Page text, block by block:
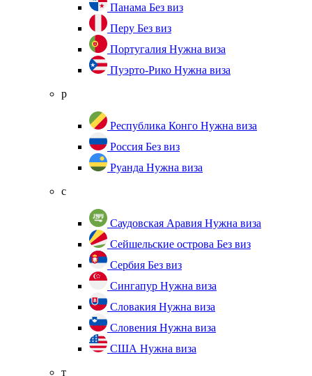
Панама Без виз
Перу Без виз
Португалия Нужна виза
Пуэрто-Рико Нужна виза
р
Республика Конго Нужна виза
Россия Без виз
Руанда Нужна виза
с
Саудовская Аравия Нужна виза
Сейшельские острова Без виз
Сербия Без виз
Сингапур Нужна виза
Словакия Нужна виза
Словения Нужна виза
США Нужна виза
т